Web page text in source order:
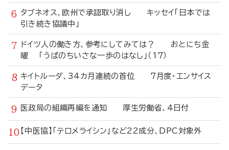
タブネオス、欧州で承認取り消し キッセイ「日本では
引き続き協議中」
ドイツ人の働き方、参考にしてみては？ おとにち金
曜 「うぱのちいさな一歩のはなし」（17）
キイトルーダ、34カ月連続の首位 7月度・エンサイス
データ
医政局の組織再編を通知 厚生労働省、4日付
【中医協】「テロメライシン」など22成分、DPC対象外